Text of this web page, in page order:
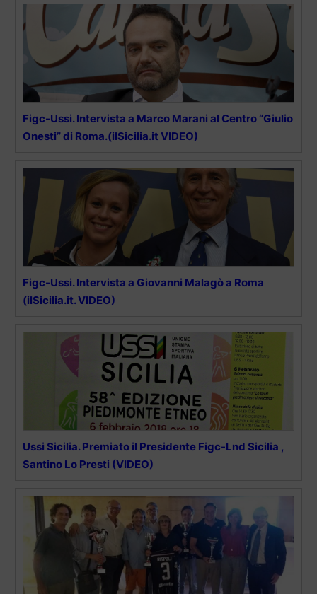
Figc-Ussi. Intervista a Marco Marani al Centro “Giulio
Onesti” di Roma.(ilSicilia.it VIDEO)
Figc-Ussi. Intervista a Giovanni Malagò a Roma
(ilSicilia.it. VIDEO)
Ussi Sicilia. Premiato il Presidente Figc-Lnd Sicilia ,
Santino Lo Presti (VIDEO)